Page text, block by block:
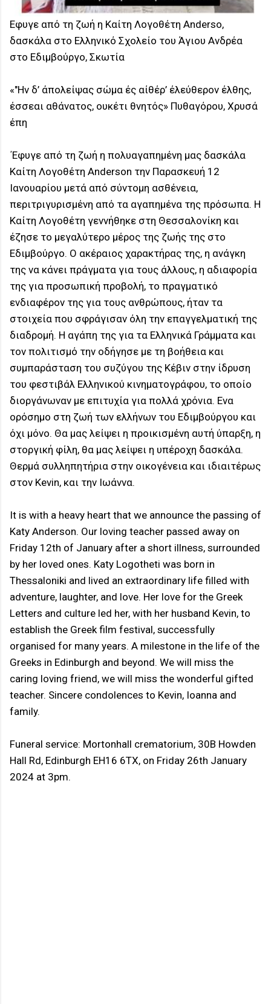
Εφυγε από τη ζωή η Καίτη Λογοθέτη Anderso,
δασκάλα στο Ελληνικό Σχολείο του Άγιου Ανδρέα
στο Εδιμβούργο, Σκωτία
«"Ην δ’ άπολείψας σώμα ές αίθέρ’ έλεύθερον έλθης,
έσσεαι αθάνατος, ουκέτι θνητός» Πυθαγόρου, Χρυσά
έπη
΄Εφυγε από τη ζωή η πολυαγαπημένη μας δασκάλα
Καίτη Λογοθέτη Anderson την Παρασκευή 12
Ιανουαρίου μετά από σύντομη ασθένεια,
περιτριγυρισμένη από τα αγαπημένα της πρόσωπα. Η
Καίτη Λογοθέτη γεννήθηκε στη Θεσσαλονίκη και
έζησε το μεγαλύτερο μέρος της ζωής της στο
Εδιμβούργο. Ο ακέραιος χαρακτήρας της, η ανάγκη
της να κάνει πράγματα για τους άλλους, η αδιαφορία
της για προσωπική προβολή, το πραγματικό
ενδιαφέρον της για τους ανθρώπους, ήταν τα
στοιχεία που σφράγισαν όλη την επαγγελματική της
διαδρομή. Η αγάπη της για τα Ελληνικά Γράμματα και
τον πολιτισμό την οδήγησε με τη βοήθεια και
συμπαράσταση του συζύγου της Κέβιν στην ίδρυση
του φεστιβάλ Ελληνικού κινηματογράφου, το οποίο
διοργάνωναν με επιτυχία για πολλά χρόνια. Ενα
ορόσημο στη ζωή των ελλήνων του Εδιμβούργου και
όχι μόνο. Θα μας λείψει η προικισμένη αυτή ύπαρξη, η
στοργική φίλη, θα μας λείψει η υπέροχη δασκάλα.
Θερμά συλληπητήρια στην οικογένεια και ιδιαιτέρως
στoν Kevin, και την Ιωάννα.
It is with a heavy heart that we announce the passing of
Katy Anderson. Our loving teacher passed away on
Friday 12th of January after a short illness, surrounded
by her loved ones. Katy Logotheti was born in
Thessaloniki and lived an extraordinary life filled with
adventure, laughter, and love. Her love for the Greek
Letters and culture led her, with her husband Kevin, to
establish the Greek film festival, successfully
organised for many years. A milestone in the life of the
Greeks in Edinburgh and beyond. We will miss the
caring loving friend, we will miss the wonderful gifted
teacher. Sincere condolences to Kevin, Ioanna and
family.
Funeral service: Mortonhall crematorium, 30B Howden
Hall Rd, Edinburgh EH16 6TX, on Friday 26th January
2024 at 3pm.